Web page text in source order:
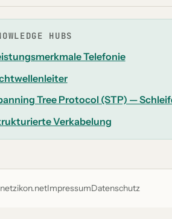
HUBS
Telefonie
Tree Protocol (STP) —
Verkabelung
ImpressumDatenschutz